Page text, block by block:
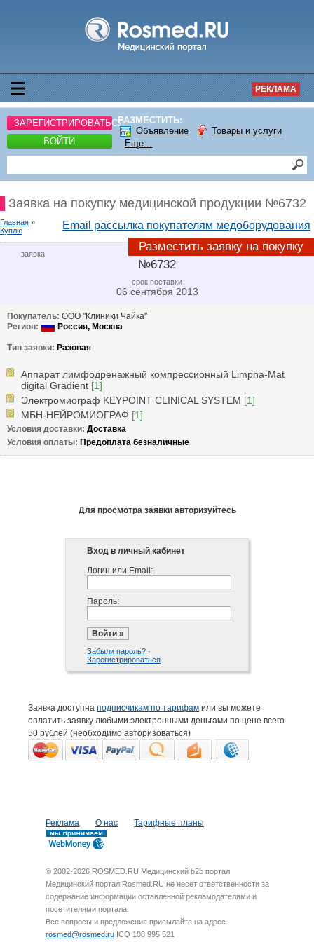
РЕКЛАМА
ЗАРЕГИСТРИРОВАТЬСЯ
ВОЙТИ
РАЗМЕСТИТЬ:
Объявление
Товары и услуги
Еще...
Заявка на покупку медицинской продукции №6732
Email рассылка покупателям медоборудования
Разместить заявку на покупку
Главная »
Куплю
заявка
№6732
срок поставки
06 сентября 2013
Покупатель: ООО "Клиники Чайка"
Регион:
Россия, Москва
Тип заявки: Разовая
Аппарат лимфодренажный компрессионный Limpha-Mat
digital Gradient [1]
Электромиограф KEYPOINT CLINICAL SYSTEM [1]
МБН-НЕЙРОМИОГРАФ [1]
Условия доставки: Доставка
Условия оплаты: Предоплата безналичные
Для просмотра заявки авторизуйтесь
Вход в личный кабинет
Логин или Email:
Пароль:
Забыли пароль? ·
Зарегистрироваться
Заявка доступна подписчикам по тарифам или вы можете
оплатить заявку любыми электронными деньгами по цене всего
50 рублей (необходимо авторизоваться)
Реклама О нас Тарифные планы
© 2002-2026 ROSMED.RU Медицинский b2b портал
Медицинский портал Rosmed.RU не несет ответственности за
содержание информации оставленной рекламодателями и
посетителями портала.
Все вопросы и предложения присылайте на адрес
rosmed@rosmed.ru ICQ 108 995 521